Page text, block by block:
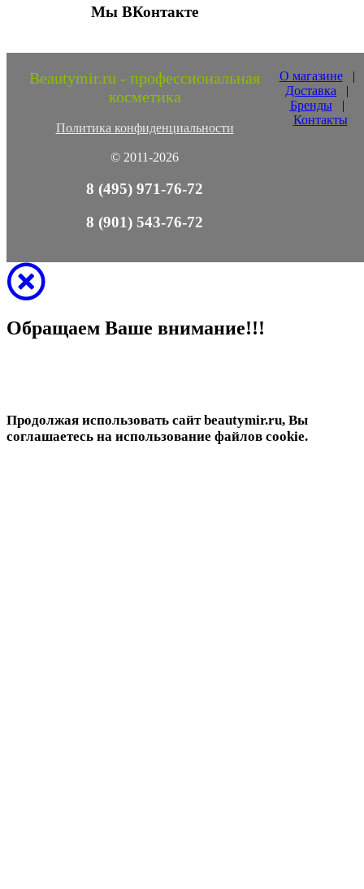
Мы ВКонтакте
Beautymir.ru - профессиональная
косметика
Политика конфиденциальности
© 2011-2026
О магазине|
Доставка |
Бренды |
Контакты
8 (495) 971-76-72
8 (901) 543-76-72
Обращаем Ваше внимание!!!
Продолжая использовать сайт beautymir.ru, Вы
соглашаетесь на использование файлов cookie.